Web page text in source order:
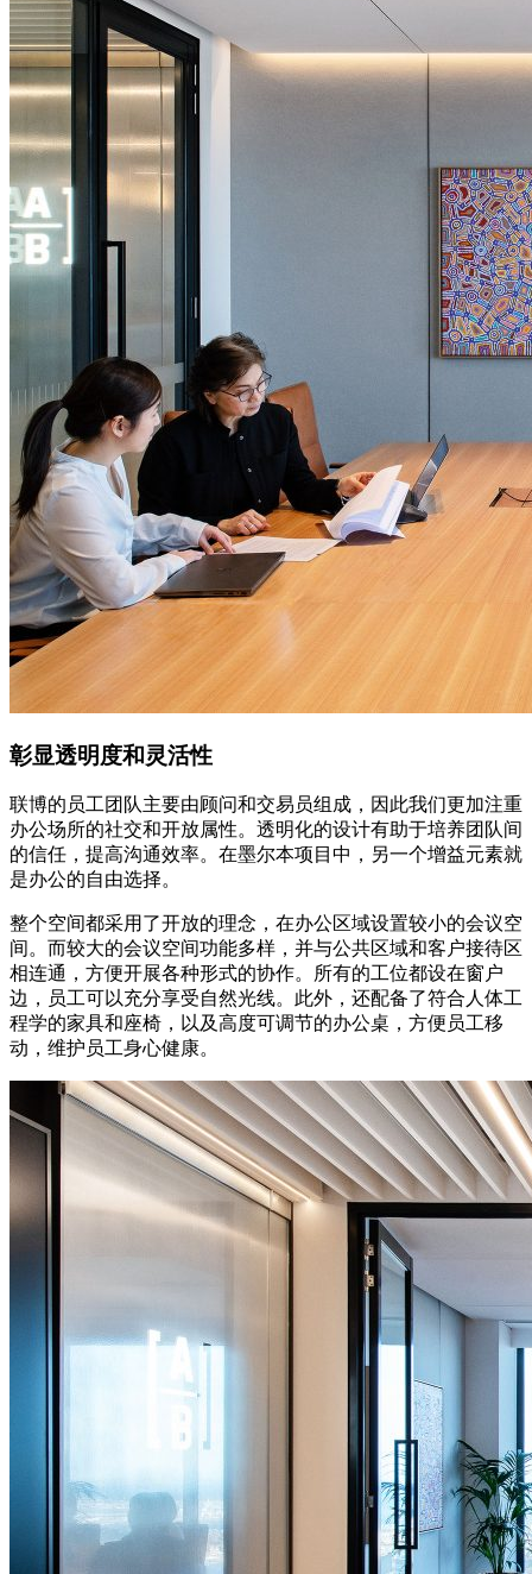
彰显透明度和灵活性
联博的员工团队主要由顾问和交易员组成，因此我们更加注重
办公场所的社交和开放属性。透明化的设计有助于培养团队间
的信任，提高沟通效率。在墨尔本项目中，另一个增益元素就
是办公的自由选择。
整个空间都采用了开放的理念，在办公区域设置较小的会议空
间。而较大的会议空间功能多样，并与公共区域和客户接待区
相连通，方便开展各种形式的协作。所有的工位都设在窗户
边，员工可以充分享受自然光线。此外，还配备了符合人体工
程学的家具和座椅，以及高度可调节的办公桌，方便员工移
动，维护员工身心健康。